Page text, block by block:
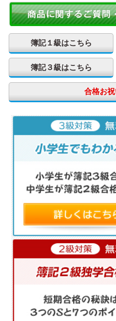
簿記１級はこちら
簿記３級はこちら
合格お